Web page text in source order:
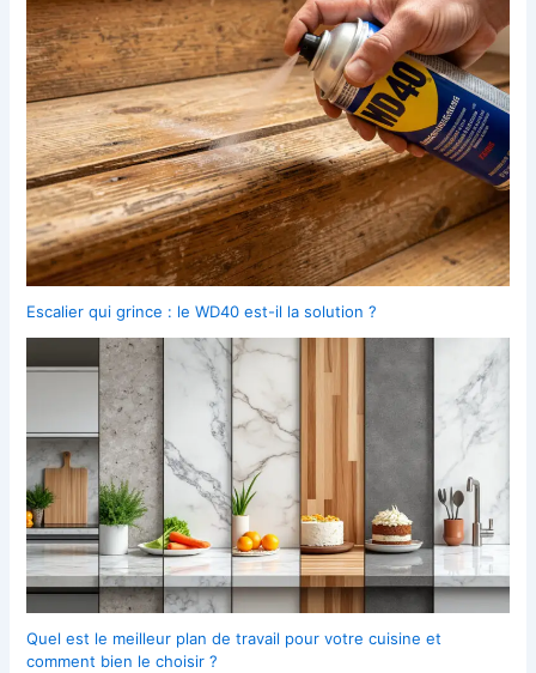
Escalier qui grince : le WD40 est-il la solution ?
Quel est le meilleur plan de travail pour votre cuisine et
comment bien le choisir ?